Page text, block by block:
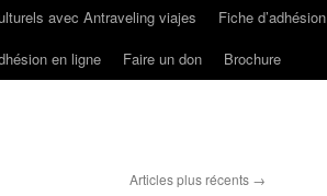
avec Antraveling viajes Fiche d’adhésion
en ligne Faire un don Brochure
Articles plus récents →